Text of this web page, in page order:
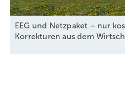
EEG und Netzpaket – nur
Korrekturen aus dem